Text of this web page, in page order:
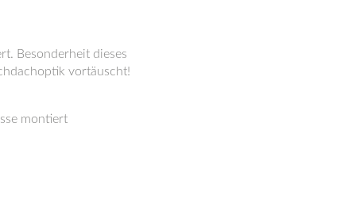
Besonderheit dieses
vortäuscht!
montiert